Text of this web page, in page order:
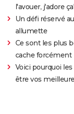
l'avouer, j'adore
Un défi réservé
allumette
Ce sont les plus
cache forcément
Voici pourquoi
être vos